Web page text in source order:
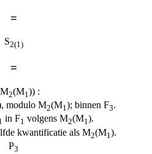
=
S2(1)
=
2(M1)) :
modulo M2(M1); binnen F3.
in F1 volgens M2(M1).
kwantificatie als M2(M1 ).
P3